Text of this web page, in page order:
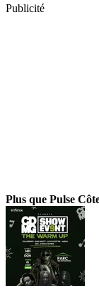
Publicité
Plus que Pulse